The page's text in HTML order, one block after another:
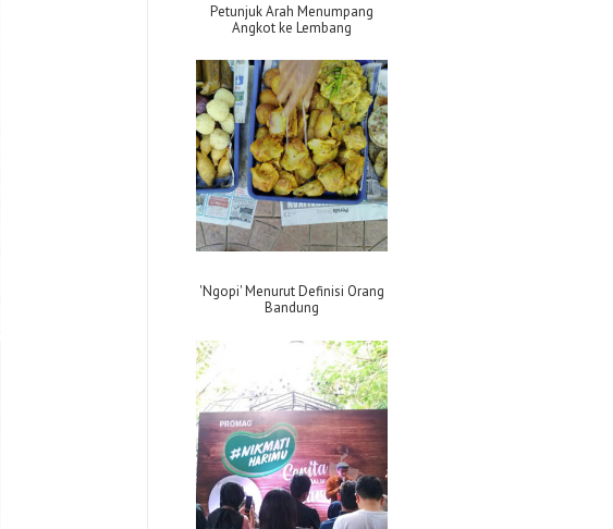
Petunjuk Arah Menumpang
Angkot ke Lembang
'Ngopi' Menurut Definisi Orang
Bandung